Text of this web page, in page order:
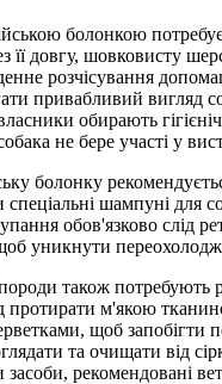
болонкою
її довгу, шовковисту
розчісування
привабливий вигляд
обирають
не бере участі у
болонку
шампуні для
обов'язково слід
уникнути
породи також потребують
протирати м'якою
щоб запобігти
та очищати від
рекомендовані